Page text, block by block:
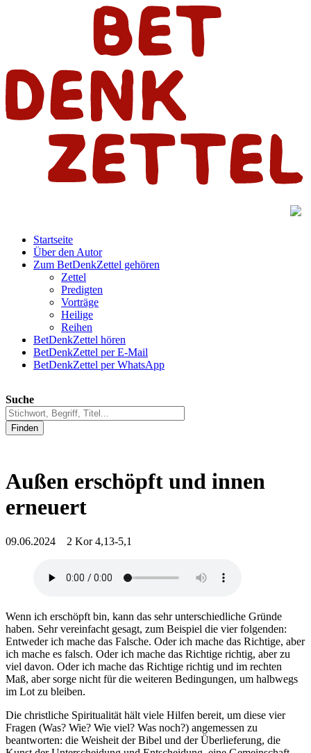
Startseite
Über den Autor
Zum BetDenkZettel gehören
Zettel
Predigten
Vorträge
Heilige
Reihen
BetDenkZettel hören
BetDenkZettel per E-Mail
BetDenkZettel per WhatsApp
Suche
Finden
Außen erschöpft und innen
erneuert
09.06.2024 2 Kor 4,13-5,1
Wenn ich erschöpft bin, kann das sehr unterschiedliche Gründe
haben. Sehr vereinfacht gesagt, zum Beispiel die vier folgenden:
Entweder ich mache das Falsche. Oder ich mache das Richtige, aber
ich mache es falsch. Oder ich mache das Richtige richtig, aber zu
viel davon. Oder ich mache das Richtige richtig und im rechten
Maß, aber sorge nicht für die weiteren Bedingungen, um halbwegs
im Lot zu bleiben.
Die christliche Spiritualität hält viele Hilfen bereit, um diese vier
Fragen (Was? Wie? Wie viel? Was noch?) angemessen zu
beantworten: die Weisheit der Bibel und der Überlieferung, die